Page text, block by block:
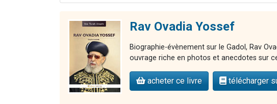
Rav Ovadia Yossef
Biographie-évènement sur le Gadol, Rav
ouvrage riche en photos et anecdotes sur
acheter ce livre télécharger